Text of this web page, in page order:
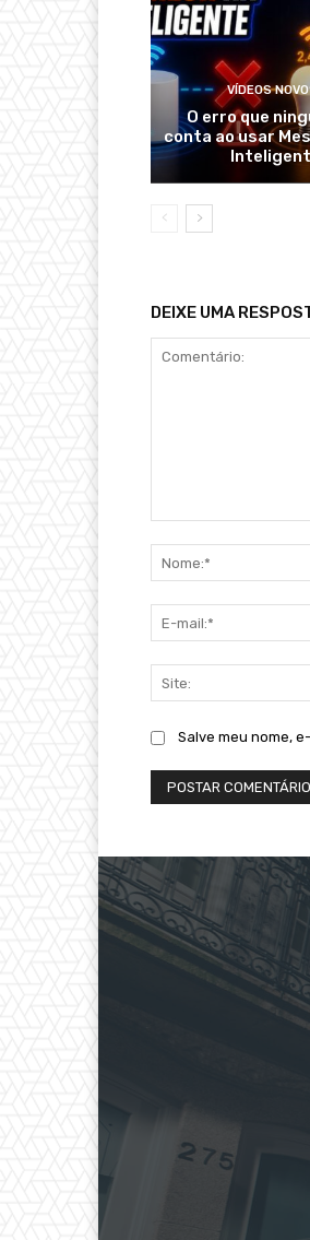
VÍDEOS
O erro que
conta ao usar
DEIXE UMA
Salve meu nome,